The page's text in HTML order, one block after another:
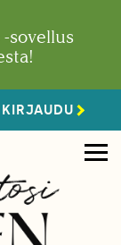
sovellus
KIRJAUDU